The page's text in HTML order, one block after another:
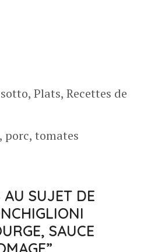
, Plats, Recettes de
, porc, tomates
SUJET DE
SAUCE